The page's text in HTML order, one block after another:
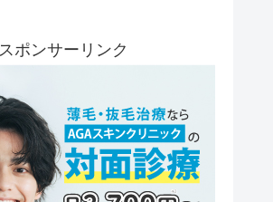
スポンサーリンク